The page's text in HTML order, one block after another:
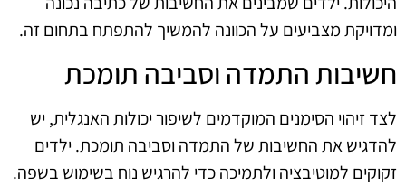
ומדויקת מצביעים על הכוונה להמשיך להתפתח בתחום זה.
חשיבות התמדה וסביבה תומכת
לצד זיהוי הסימנים המוקדמים לשיפור יכולות האנגלית, יש
להדגיש את החשיבות של התמדה וסביבה תומכת. ילדים
זקוקים למוטיבציה ולתמיכה כדי להרגיש נוח בשימוש בשפה.